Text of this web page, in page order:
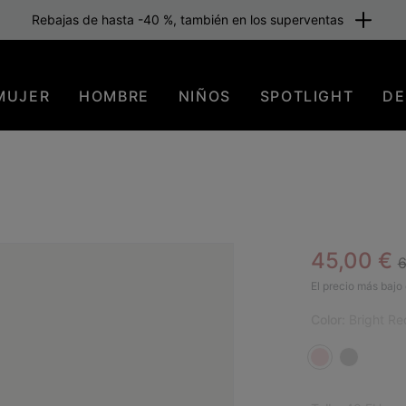
Rebajas de hasta -40 %, también en los superventas
HOMBRE NIÑOS SPOTLIGHT
Sale
45,00 €
El precio más